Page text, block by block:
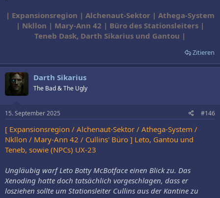
| Expansionsregion | Alchenaut-Sektor | Athega-System
| Nkllon | Mary-Ann 42 | Büro des Stationsleiters |
Teneb Dask, Darth Sikarius und Gantou |
Zitieren
Darth Sikarius
The Bad & The Ugly
15. September 2025 #146
[ Expansionsregion / Alchenaut-Sektor / Athega-System /
Nkllon / Mary-Ann 42 / Cullins' Büro ] Leto, Gantou und
Teneb, sowie (NPCs) UX-23
Ungläubig warf Leto Botty McBotface einen Blick zu. Das
Xenoding hatte doch tatsächlich vorgeschlagen, dass er
losziehen sollte um Stationsleiter Cullins aus der Kantine zu